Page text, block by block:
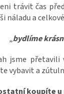
trávit čas
náladu a
„bydlíme
jsme
vybavit a
koupíte u